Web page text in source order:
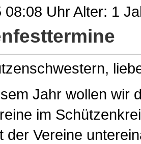
08:08 Uhr Alter: 1
Jahr wollen wir
im
der Vereine